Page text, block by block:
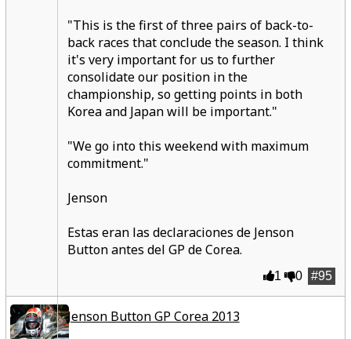
"This is the first of three pairs of back-to-
back races that conclude the season. I think
it's very important for us to further
consolidate our position in the
championship, so getting points in both
Korea and Japan will be important."
"We go into this weekend with maximum
commitment."
Jenson
Estas eran las declaraciones de Jenson
Button antes del GP de Corea.
#95
1 0
Jenson Button GP Corea 2013